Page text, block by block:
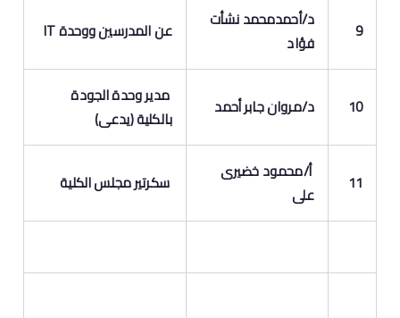
9
د/أحمدمحمد نشأت
فؤاد
عن المدرسين ووحدة IT
10 د/مروان جابر أحمد
مدير وحدة الجودة
بالكلية (يدعى)
11
أ/محمود خضيرى
على
سكرتير مجلس الكلية